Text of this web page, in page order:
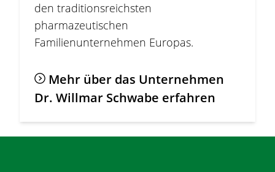
den traditionsreichsten
pharmazeutischen
Familienunternehmen Europas.
Mehr über das Unternehmen
Dr. Willmar Schwabe erfahren